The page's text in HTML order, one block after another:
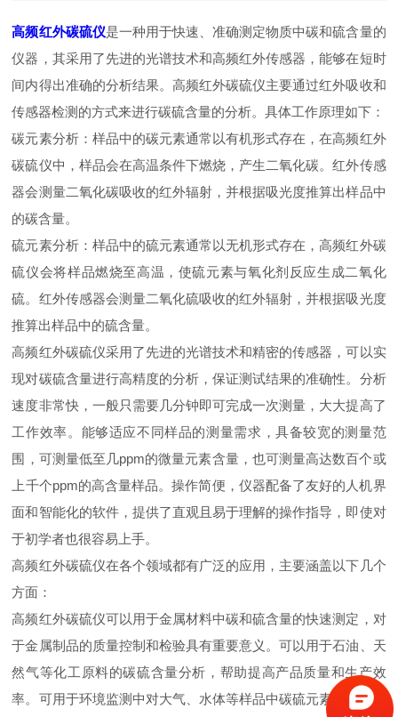
高频红外碳硫仪是一种用于快速、准确测定物质中碳和硫含量的
仪器，其采用了先进的光谱技术和高频红外传感器，能够在短时
间内得出准确的分析结果。高频红外碳硫仪主要通过红外吸收和
传感器检测的方式来进行碳硫含量的分析。具体工作原理如下：
碳元素分析：样品中的碳元素通常以有机形式存在，在高频红外
碳硫仪中，样品会在高温条件下燃烧，产生二氧化碳。红外传感
器会测量二氧化碳吸收的红外辐射，并根据吸光度推算出样品中
的碳含量。
硫元素分析：样品中的硫元素通常以无机形式存在，高频红外碳
硫仪会将样品燃烧至高温，使硫元素与氧化剂反应生成二氧化
硫。红外传感器会测量二氧化硫吸收的红外辐射，并根据吸光度
推算出样品中的硫含量。
高频红外碳硫仪采用了先进的光谱技术和精密的传感器，可以实
现对碳硫含量进行高精度的分析，保证测试结果的准确性。分析
速度非常快，一般只需要几分钟即可完成一次测量，大大提高了
工作效率。能够适应不同样品的测量需求，具备较宽的测量范
围，可测量低至几ppm的微量元素含量，也可测量高达数百个或
上千个ppm的高含量样品。操作简便，仪器配备了友好的人机界
面和智能化的软件，提供了直观且易于理解的操作指导，即使对
于初学者也很容易上手。
高频红外碳硫仪在各个领域都有广泛的应用，主要涵盖以下几个
方面：
高频红外碳硫仪可以用于金属材料中碳和硫含量的快速测定，对
于金属制品的质量控制和检验具有重要意义。可以用于石油、天
然气等化工原料的碳硫含量分析，帮助提高产品质量和生产效
率。可用于环境监测中对大气、水体等样品中碳硫元素含量的测